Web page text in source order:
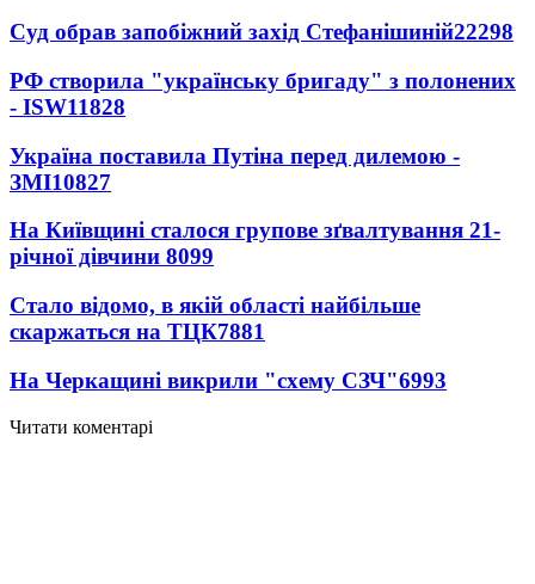
Суд обрав запобіжний захід Стефанішиній22298
РФ створила "українську бригаду" з полонених
- ISW11828
Україна поставила Путіна перед дилемою -
ЗМІ10827
На Київщині сталося групове зґвалтування 21-
річної дівчини 8099
Стало відомо, в якій області найбільше
скаржаться на ТЦК7881
На Черкащині викрили "схему СЗЧ"6993
Читати коментарі